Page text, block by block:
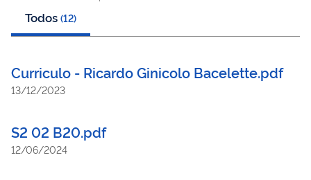
Todos (12)
Curriculo - Ricardo Ginicolo Bacelette.pdf
13/12/2023
S2 02 B20.pdf
12/06/2024